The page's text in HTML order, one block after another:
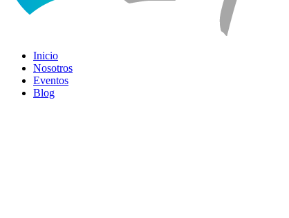
Inicio
Nosotros
Eventos
Blog